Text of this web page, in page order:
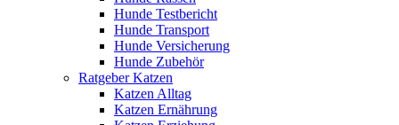
Hunde Testbericht
Hunde Transport
Hunde Versicherung
Hunde Zubehör
Ratgeber Katzen
Katzen Alltag
Katzen Ernährung